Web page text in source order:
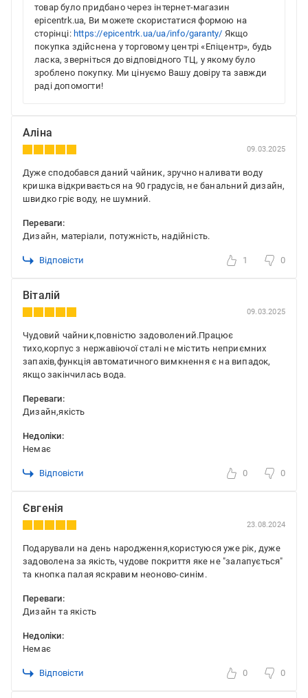
товар було придбано через інтернет-магазин
epicentrk.ua, Ви можете скористатися формою на
сторінці: https://epicentrk.ua/ua/info/garanty/ Якщо
покупка здійснена у торговому центрі «Епіцентр», будь
ласка, зверніться до відповідного ТЦ, у якому було
зроблено покупку. Ми цінуємо Вашу довіру та завжди
раді допомогти!
Аліна
09.03.2025
Дуже сподобався даний чайник, зручно наливати воду
кришка відкривається на 90 градусів, не банальний дизайн,
швидко гріє воду, не шумний.
Переваги:
Дизайн, матеріали, потужність, надійність.
Відповісти 1 0
Віталій
09.03.2025
Чудовий чайник,повністю задоволений.Працює
тихо,корпус з нержавіючої сталі не містить неприємних
запахів,функція автоматичного вимкнення є на випадок,
якщо закінчилась вода.
Переваги:
Дизайн,якість
Недоліки:
Немає
Відповісти 0 0
Євгенія
23.08.2024
Подарували на день народження,користуюся уже рік, дуже
задоволена за якість, чудове покриття яке не "залапується"
та кнопка палая яскравим неоново-синім.
Переваги:
Дизайн та якість
Недоліки:
Немає
Відповісти 0 0